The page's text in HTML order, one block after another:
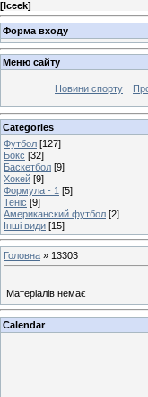
[Iceek]
Форма входу
Меню сайту
Новини спорту
Categories
Футбол [127]
Бокс [32]
Баскетбол [9]
Хокей [9]
Формула - 1 [5]
Теніс [9]
Американский футбол [2]
Інші види [15]
Головна » 13303
Матеріалів немає
Calendar